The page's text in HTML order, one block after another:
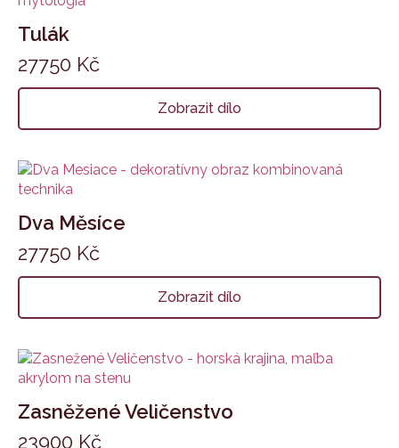
Tulák
27750 Kč
Zobrazit dílo
Dva Měsíce
27750 Kč
Zobrazit dílo
Zasněžené Veličenstvo
23900 Kč